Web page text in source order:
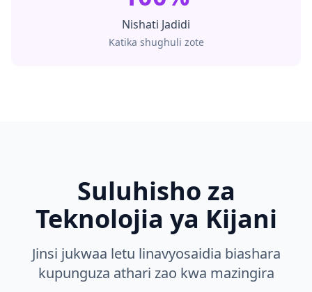
Nishati Jadidi
Katika shughuli zote
Suluhisho za
Teknolojia ya Kijani
Jinsi jukwaa letu linavyosaidia biashara
kupunguza athari zao kwa mazingira